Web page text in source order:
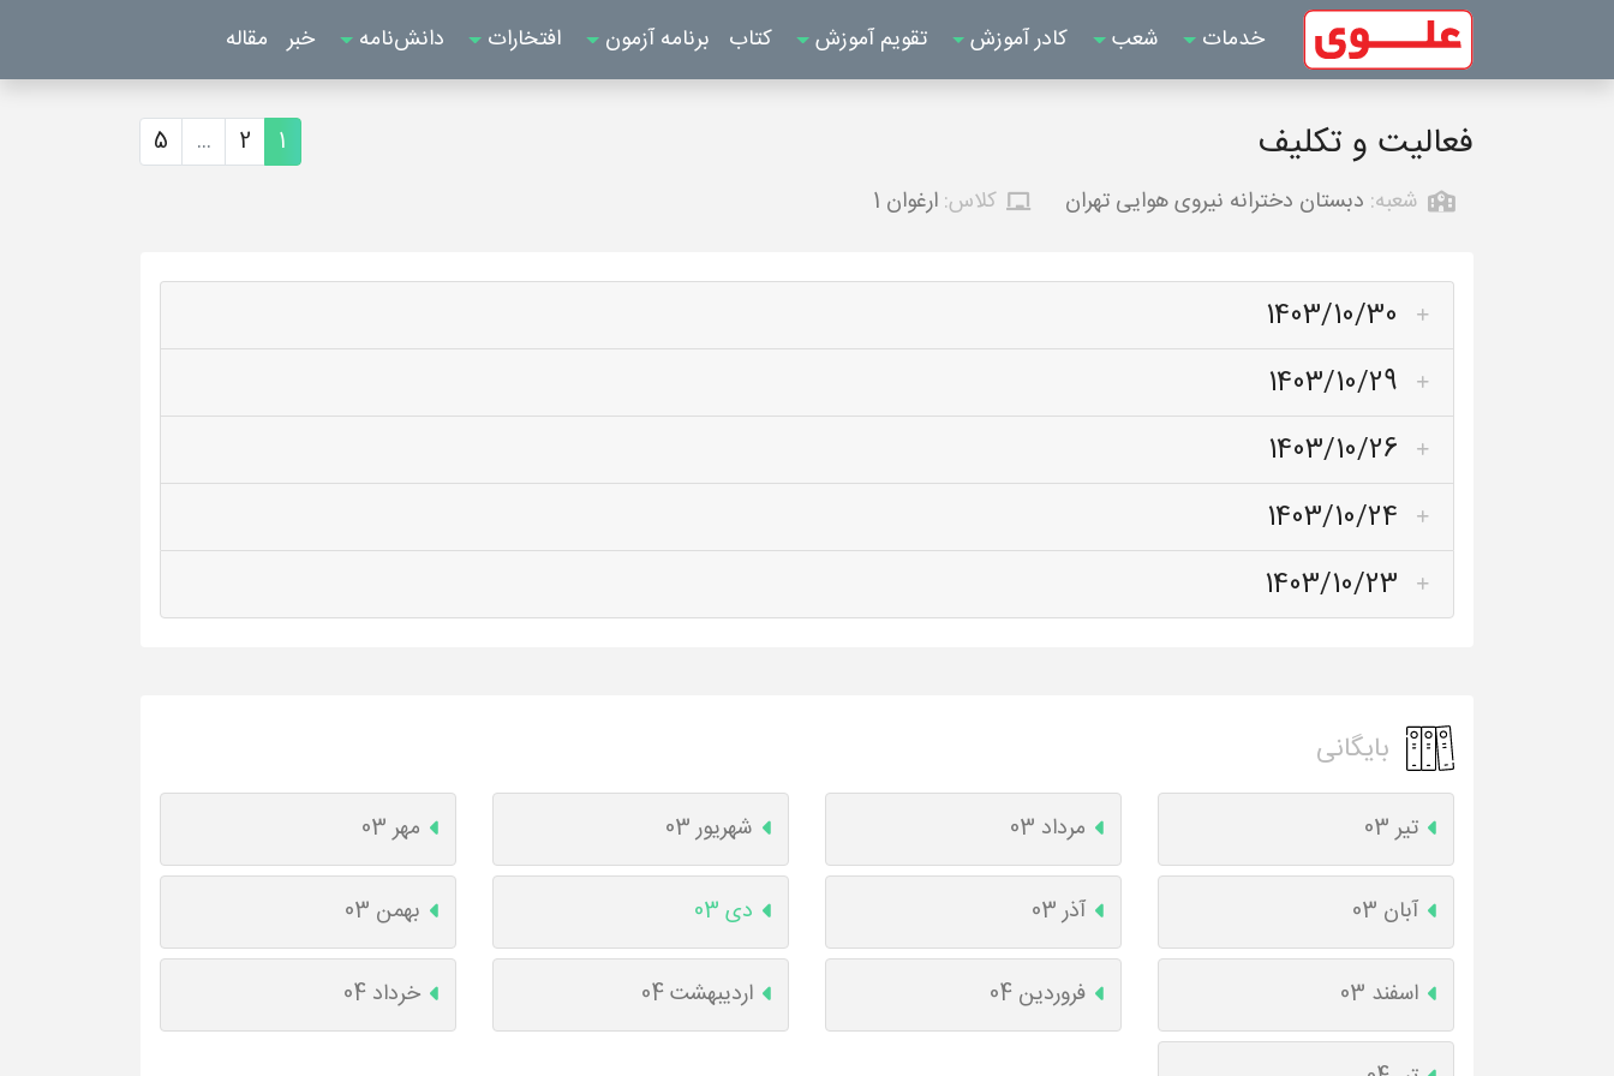
خدمات شعب کادر آموزش تقویم آموزش کتاب برنامه آزمون افتخارات دانش‌نامه خبر مقاله
فعالیت و تکلیف 1
2
...
5
شعبه: دبستان دخترانه نیروی هوایی تهران کلاس: ارغوان 1
1403/10/30
1403/10/29
1403/10/26
1403/10/24
1403/10/23
بایگانی
تیر 03 مرداد 03 شهریور 03 مهر 03
آبان 03 آذر 03 دی 03 بهمن 03
اسفند 03 فروردین 04 اردیبهشت 04 خرداد 04